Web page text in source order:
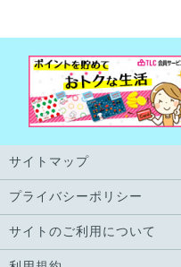
サイトマップ
プライバシーポリシー
サイトのご利用について